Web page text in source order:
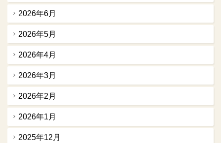
2026年6月
2026年5月
2026年4月
2026年3月
2026年2月
2026年1月
2025年12月